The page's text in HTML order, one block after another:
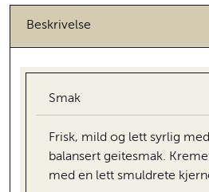
Beskrivelse
Smak
Frisk, mild og lett syrlig
balansert geitesmak.
med en lett smuldrete